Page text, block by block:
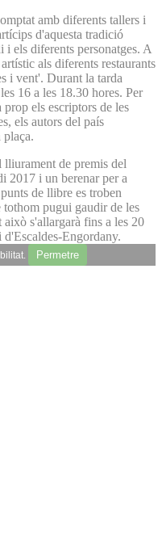
amb diferents tallers i
d'aquesta tradició
i els diferents personatges. A
als diferents restaurants
i vent'. Durant la tarda
16 a les 18.30 hores. Per
els escriptors de les
els autors del país
plaça.
lliurament de premis del
2017 i un berenar per a
de llibre es troben
tothom pugui gaudir de les
això s'allargarà fins a les 20
Engordany.
Permetre